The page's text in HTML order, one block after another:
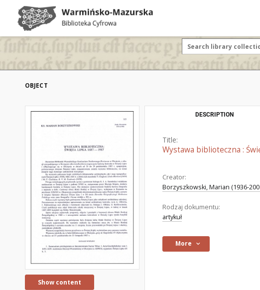
OBJECT
Show content
DESCRIPTION
Title:
Wystawa biblioteczna :
Creator:
Borzyszkowski, Marian (1936-
Rodzaj dokumentu:
artykuł
More